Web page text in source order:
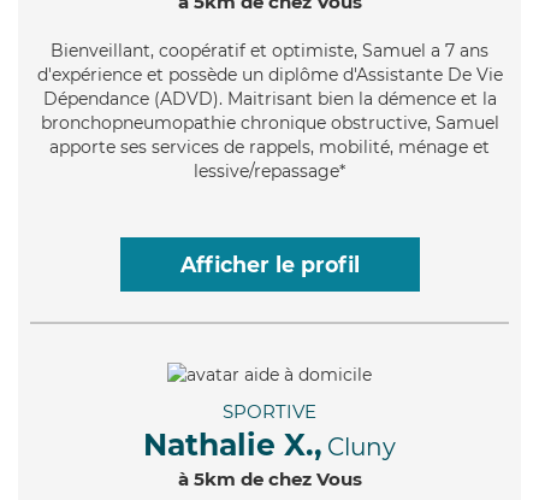
Bienveillant, coopératif et optimiste, Samuel a 7 ans
d'expérience et possède un diplôme d'Assistante De Vie
Dépendance (ADVD). Maitrisant bien la démence et la
bronchopneumopathie chronique obstructive, Samuel
apporte ses services de rappels, mobilité, ménage et
lessive/repassage*
Afficher le profil
SPORTIVE
Nathalie X., Cluny
à 5km de chez Vous